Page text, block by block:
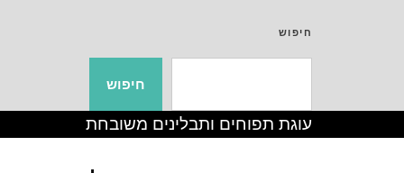
חיפוש
חיפוש
עוגת תפוחים ותבלינים משובחת